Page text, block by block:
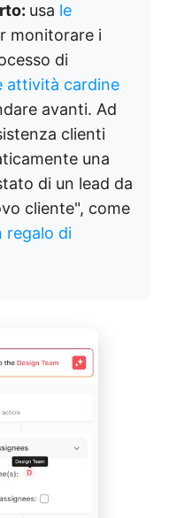
usa le
monitorare i
di
attività cardine
avanti. Ad
clienti
una
di un lead da
cliente", come
regalo di